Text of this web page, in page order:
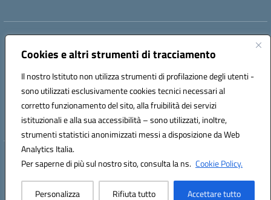
Cookies e altri strumenti di tracciamento
Il nostro Istituto non utilizza strumenti di profilazione degli utenti -
sono utilizzati esclusivamente cookies tecnici necessari al
corretto funzionamento del sito, alla fruibilità dei servizi
istituzionali e alla sua accessibilità – sono utilizzati, inoltre,
strumenti statistici anonimizzati messi a disposizione da Web
Analytics Italia.
Per saperne di più sul nostro sito, consulta la ns. Cookie Policy.
Personalizza Rifiuta tutto Accettare tutto
Indirizzo:
Centralino:(+39) 0737787634 Email:mcic80700n@istruzione.it
Codice fiscale: 92010940432
Codice meccanografico:
MCIC80700N
Codice unico di fatturazione (CUF): UF5MY2
Hosting & Powered by 3D Solution S.r.l.
Concept & Design by Designers Italia